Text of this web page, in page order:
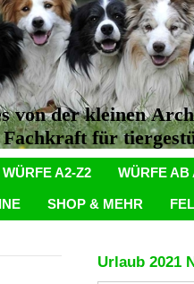
von der kleinen
für
WÜRFE A2-Z2 WÜRFE AB
SHOP & MEHR
Urlaub 2021